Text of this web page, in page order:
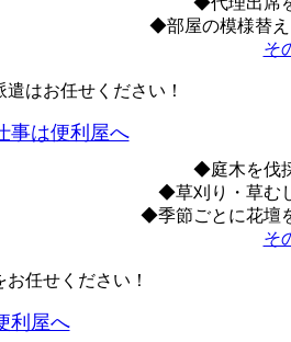
◆部屋の模様替
そ
はお任せください！
事は便利屋へ
◆庭木を伐
◆草刈り・草む
◆季節ごとに花壇
そ
任せください！
利屋へ